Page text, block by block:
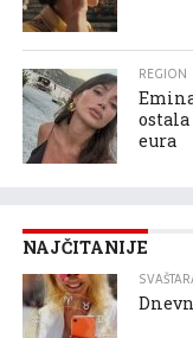
REGION
ostala
eura
NAJČITANIJE